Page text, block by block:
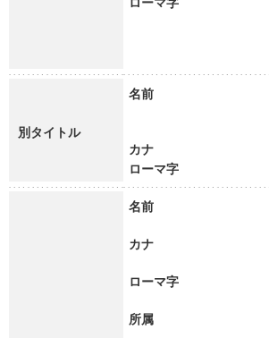
別タイトル
名前
カナ
ローマ字
名前
カナ
ローマ字
所属